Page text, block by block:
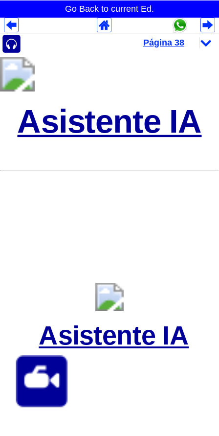
Go Back to current Ed.
Asistente IA
Asistente IA
Despliegues Analytics
Despliegues Totales
Despliegues por Rubros